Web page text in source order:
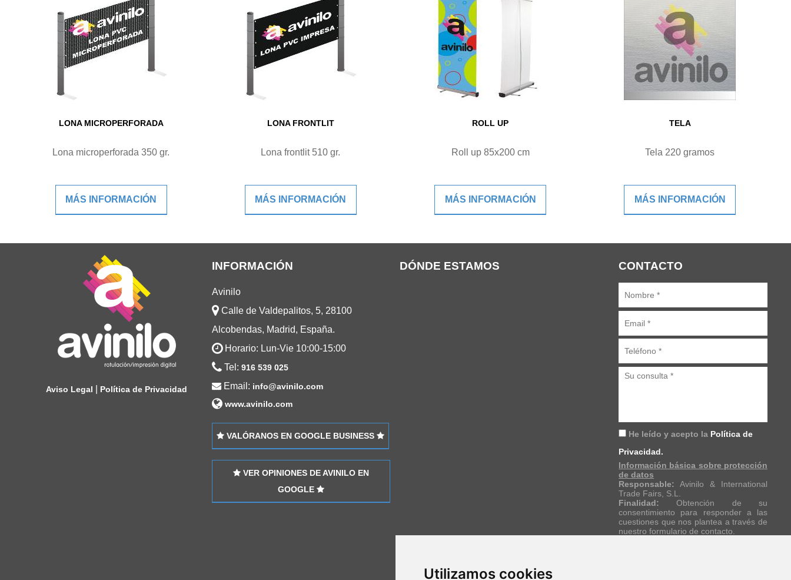
Utilizamos cookies
LONA MICROPERFORADA
Lona microperforada 350 gr.
MÁS INFORMACIÓN
LONA FRONTLIT
Lona frontlit 510 gr.
MÁS INFORMACIÓN
ROLL UP
Roll up 85x200 cm
MÁS INFORMACIÓN
TELA
Tela 220 gramos
MÁS INFORMACIÓN
Aviso Legal Política de Privacidad
INFORMACIÓN
Avinilo
Calle de Valdepalitos, 5, 28100
Alcobendas, Madrid, España.
Horario: Lun-Vie 10:00-15:00
Tel: 916 539 025
Email: info@avinilo.com
www.avinilo.com
VALÓRANOS EN GOOGLE BUSINESS
VER OPINIONES DE AVINILO EN
GOOGLE
DÓNDE ESTAMOS CONTACTO
He leído y acepto la Política de
Privacidad.
Información básica sobre protección
de datos
Responsable: Avinilo & International
Trade Fairs, S.L.
Finalidad: Obtención de su
consentimiento para responder a las
cuestiones que nos plantea a través de
nuestro formulario de contacto.